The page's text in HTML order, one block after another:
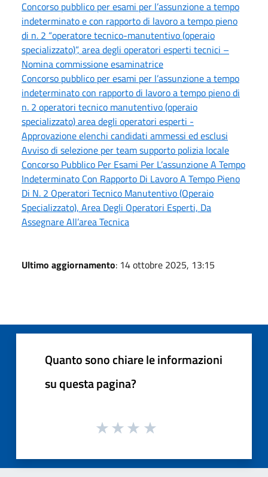
Concorso pubblico per esami per l’assunzione a tempo
indeterminato e con rapporto di lavoro a tempo pieno
di n. 2 “operatore tecnico-manutentivo (operaio
specializzato)”, area degli operatori esperti tecnici –
Nomina commissione esaminatrice
Concorso pubblico per esami per l’assunzione a tempo
indeterminato con rapporto di lavoro a tempo pieno di
n. 2 operatori tecnico manutentivo (operaio
specializzato) area degli operatori esperti -
Approvazione elenchi candidati ammessi ed esclusi
Avviso di selezione per team supporto polizia locale
Concorso Pubblico Per Esami Per L’assunzione A Tempo
Indeterminato Con Rapporto Di Lavoro A Tempo Pieno
Di N. 2 Operatori Tecnico Manutentivo (Operaio
Specializzato), Area Degli Operatori Esperti, Da
Assegnare All’area Tecnica
Ultimo aggiornamento: 14 ottobre 2025, 13:15
Quanto sono chiare le informazioni
su questa pagina?